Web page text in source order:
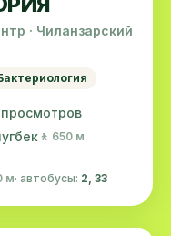
· Чиланзарский
🚶 650 м
м· автобусы: 2, 33